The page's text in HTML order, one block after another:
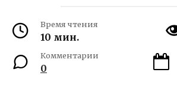
Время чтения
10 мин.
Комментарии
0